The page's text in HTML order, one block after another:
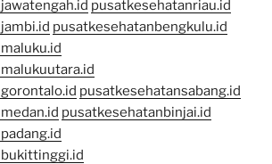
pusatkesehatanriau.id
pusatkesehatanbengkulu.id
pusatkesehatansabang.id
pusatkesehatanbinjai.id